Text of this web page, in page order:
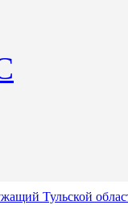
Тульской